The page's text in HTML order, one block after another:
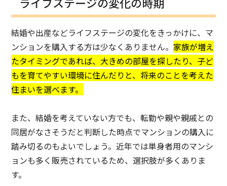
結婚や出産などライフステージの変化をきっかけに、マ
ンションを購入する方は少なくありません。 家族が増え
たタイミングであれば、大きめの部屋を探したり、子ど
もを育てやすい環境に住んだりと、将来のことを考えた
住まいを選べます。
また、結婚を考えていない方でも、転勤や親や親戚との
同居がなさそうだと判断した時点でマンションの購入に
踏み切るのもよいでしょう。近年では単身者用のマンシ
ョンも多く販売されているため、選択肢が多くありま
す。